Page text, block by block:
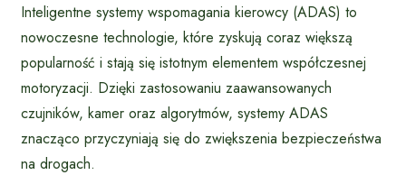
Inteligentne systemy wspomagania kierowcy (ADAS) to
nowoczesne technologie, które zyskują coraz większą
popularność i stają się istotnym elementem współczesnej
motoryzacji. Dzięki zastosowaniu zaawansowanych
czujników, kamer oraz algorytmów, systemy ADAS
znacząco przyczyniają się do zwiększenia bezpieczeństwa
na drogach.